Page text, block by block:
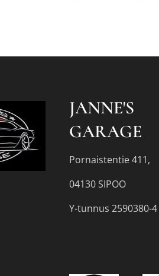
JANNE'S
GARAGE
Pornaistentie 411,
04130 SIPOO
Y-tunnus 2590380-4